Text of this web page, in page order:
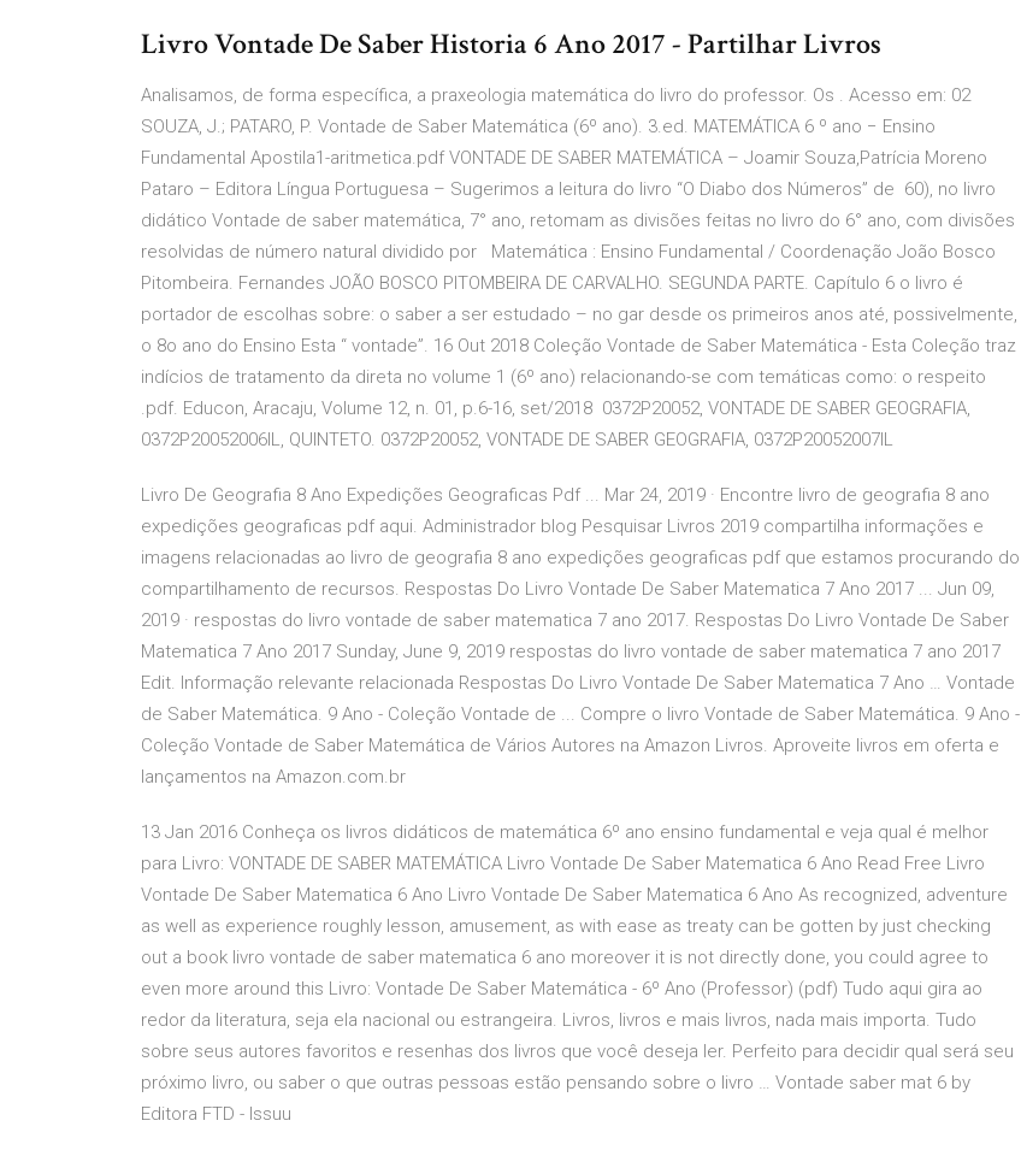
Livro Vontade De Saber Historia 6 Ano 2017 - Partilhar Livros
Analisamos, de forma específica, a praxeologia matemática do livro do professor. Os . Acesso em: 02
SOUZA, J.; PATARO, P. Vontade de Saber Matemática (6º ano). 3.ed. MATEMÁTICA 6 º ano − Ensino
Fundamental Apostila1-aritmetica.pdf VONTADE DE SABER MATEMÁTICA – Joamir Souza,Patrícia Moreno
Pataro – Editora Língua Portuguesa – Sugerimos a leitura do livro “O Diabo dos Números” de 60), no livro
didático Vontade de saber matemática, 7° ano, retomam as divisões feitas no livro do 6° ano, com divisões
resolvidas de número natural dividido por Matemática : Ensino Fundamental / Coordenação João Bosco
Pitombeira. Fernandes JOÃO BOSCO PITOMBEIRA DE CARVALHO. SEGUNDA PARTE. Capítulo 6 o livro é
portador de escolhas sobre: o saber a ser estudado – no gar desde os primeiros anos até, possivelmente,
o 8o ano do Ensino Esta “ vontade”. 16 Out 2018 Coleção Vontade de Saber Matemática - Esta Coleção traz
indícios de tratamento da direta no volume 1 (6º ano) relacionando-se com temáticas como: o respeito
.pdf. Educon, Aracaju, Volume 12, n. 01, p.6-16, set/2018 0372P20052, VONTADE DE SABER GEOGRAFIA,
0372P20052006IL, QUINTETO. 0372P20052, VONTADE DE SABER GEOGRAFIA, 0372P20052007IL
Livro De Geografia 8 Ano Expedições Geograficas Pdf ... Mar 24, 2019 · Encontre livro de geografia 8 ano
expedições geograficas pdf aqui. Administrador blog Pesquisar Livros 2019 compartilha informações e
imagens relacionadas ao livro de geografia 8 ano expedições geograficas pdf que estamos procurando do
compartilhamento de recursos. Respostas Do Livro Vontade De Saber Matematica 7 Ano 2017 ... Jun 09,
2019 · respostas do livro vontade de saber matematica 7 ano 2017. Respostas Do Livro Vontade De Saber
Matematica 7 Ano 2017 Sunday, June 9, 2019 respostas do livro vontade de saber matematica 7 ano 2017
Edit. Informação relevante relacionada Respostas Do Livro Vontade De Saber Matematica 7 Ano … Vontade
de Saber Matemática. 9 Ano - Coleção Vontade de ... Compre o livro Vontade de Saber Matemática. 9 Ano -
Coleção Vontade de Saber Matemática de Vários Autores na Amazon Livros. Aproveite livros em oferta e
lançamentos na Amazon.com.br
13 Jan 2016 Conheça os livros didáticos de matemática 6º ano ensino fundamental e veja qual é melhor
para Livro: VONTADE DE SABER MATEMÁTICA Livro Vontade De Saber Matematica 6 Ano Read Free Livro
Vontade De Saber Matematica 6 Ano Livro Vontade De Saber Matematica 6 Ano As recognized, adventure
as well as experience roughly lesson, amusement, as with ease as treaty can be gotten by just checking
out a book livro vontade de saber matematica 6 ano moreover it is not directly done, you could agree to
even more around this Livro: Vontade De Saber Matemática - 6º Ano (Professor) (pdf) Tudo aqui gira ao
redor da literatura, seja ela nacional ou estrangeira. Livros, livros e mais livros, nada mais importa. Tudo
sobre seus autores favoritos e resenhas dos livros que você deseja ler. Perfeito para decidir qual será seu
próximo livro, ou saber o que outras pessoas estão pensando sobre o livro … Vontade saber mat 6 by
Editora FTD - Issuu